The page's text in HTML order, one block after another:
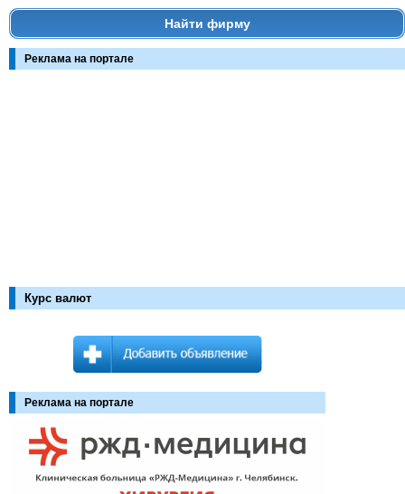
Найти фирму
Реклама на портале
Курс валют
Реклама на портале